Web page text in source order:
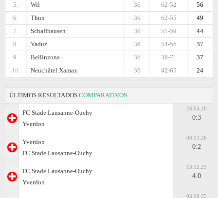
5.
Wil 56
62-52
36
6.
Thun 49
62-55
36
7.
Schaffhausen 44
51-59
36
8.
Vaduz 37
54-56
36
9.
Bellinzona 37
38-71
36
10.
Neuchâtel Xamax 24
42-65
36
ÚLTIMOS RESULTADOS COMPARATIVOS
FC Stade Lausanne-Ouchy
Yverdon
26.04.26
0:3
Yverdon
FC Stade Lausanne-Ouchy
08.03.26
0:2
FC Stade Lausanne-Ouchy
Yverdon
13.12.25
4:0
03.08.25